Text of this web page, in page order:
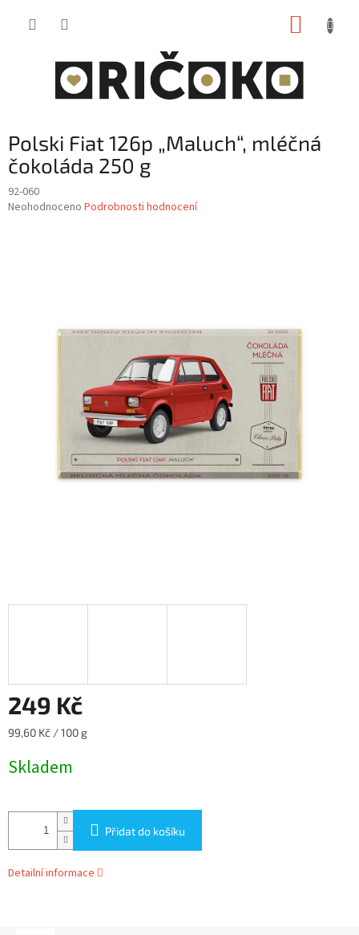
Polski Fiat 126p „Maluch“, mléčná
čokoláda 250 g
92-060
Průměrné
Neohodnoceno Podrobnosti hodnocení
249 Kč
Měrná
99,60 Kč / 100 g
Skladem
Přidat do košíku
Detailní informace